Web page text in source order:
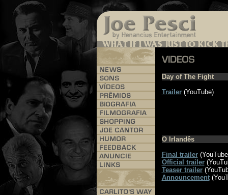
Day of The Fight
Trailer(YouTube)
O Irlandês
Final trailer
Official trailer
Teaser trailer
Announcement